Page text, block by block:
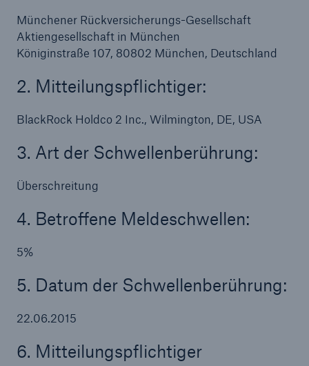
Münchener Rückversicherungs-Gesellschaft
Aktiengesellschaft in München
Königinstraße 107, 80802 München, Deutschland
2. Mitteilungspflichtiger:
BlackRock Holdco 2 Inc., Wilmington, DE, USA
3. Art der Schwellenberührung:
Überschreitung
4. Betroffene Meldeschwellen:
5%
5. Datum der Schwellenberührung:
22.06.2015
6. Mitteilungspflichtiger
50 %
Geschätzte globale wirtschaftliche Kosten der
600 bn
US Dollar im Jahr 2018